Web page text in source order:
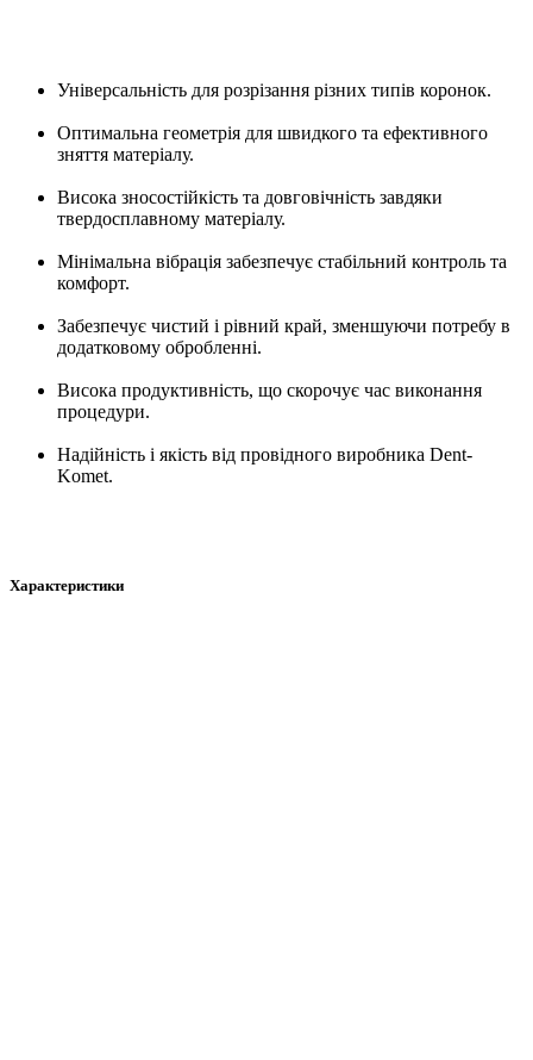
Універсальність для розрізання різних типів коронок.
Оптимальна геометрія для швидкого та ефективного
зняття матеріалу.
Висока зносостійкість та довговічність завдяки
твердосплавному матеріалу.
Мінімальна вібрація забезпечує стабільний контроль та
комфорт.
Забезпечує чистий і рівний край, зменшуючи потребу в
додатковому обробленні.
Висока продуктивність, що скорочує час виконання
процедури.
Надійність і якість від провідного виробника Dent-
Komet.
Характеристики